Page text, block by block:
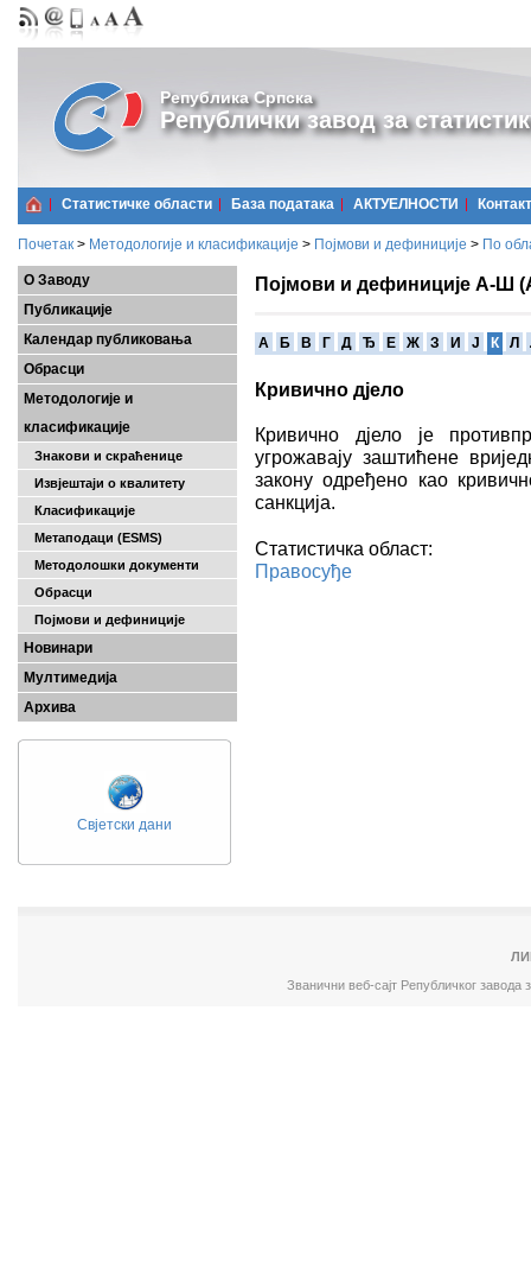
Република Српска
Републички завод за
Статистичке области Базa података АКТУЕЛНОСТИ Контакт
Почетак > Методологије и класификације > Појмови и дефиниције > По
О Заводу
Публикације
Календар публиковања
Обрасци
Методологије и
класификације
Знакови и скраћенице
Извјештаји о квалитету
Класификације
Метаподаци (ESMS)
Методолошки документи
Обрасци
Појмови и дефиниције
Новинари
Мултимедија
Архива
Свјетски дани
Појмови и дефиниције А-Ш
A Б В Г Д Ђ Е Ж З И Ј К Л
Кривично дјело
Кривично дјело је
угрожавају заштићене
закону одређено као
санкција.
Статистичка област:
Правосуђе
Званични веб-сајт Републичког